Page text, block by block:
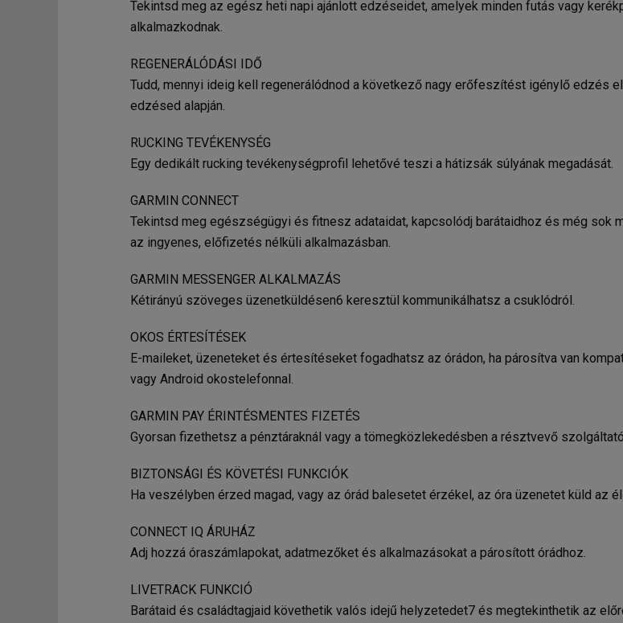
Tekintsd meg az egész heti napi ajánlott edzéseidet, amelyek minden futás vagy
alkalmazkodnak.
REGENERÁLÓDÁSI IDŐ
Tudd, mennyi ideig kell regenerálódnod a következő nagy erőfeszítést igénylő edzés
edzésed alapján.
RUCKING TEVÉKENYSÉG
Egy dedikált rucking tevékenységprofil lehetővé teszi a hátizsák súlyának megadását.
GARMIN CONNECT
Tekintsd meg egészségügyi és fitnesz adataidat, kapcsolódj barátaidhoz és még sok
az ingyenes, előfizetés nélküli alkalmazásban.
GARMIN MESSENGER ALKALMAZÁS
Kétirányú szöveges üzenetküldésen6 keresztül kommunikálhatsz a csuklódról.
OKOS ÉRTESÍTÉSEK
E-maileket, üzeneteket és értesítéseket fogadhatsz az órádon, ha párosítva van
vagy Android okostelefonnal.
GARMIN PAY ÉRINTÉSMENTES FIZETÉS
Gyorsan fizethetsz a pénztáraknál vagy a tömegközlekedésben a résztvevő
BIZTONSÁGI ÉS KÖVETÉSI FUNKCIÓK
Ha veszélyben érzed magad, vagy az órád balesetet érzékel, az óra üzenetet küld az
CONNECT IQ ÁRUHÁZ
Adj hozzá óraszámlapokat, adatmezőket és alkalmazásokat a párosított órádhoz.
LIVETRACK FUNKCIÓ
Barátaid és családtagjaid követhetik valós idejű helyzetedet7 és megtekinthetik az